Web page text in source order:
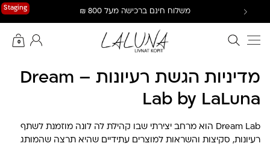
Staging משלוח חינם ברכישה מעל 800 ₪
חיפוש באתר
0
החשבון שלי
מדיניות הגשת רעיונות – Dream
Lab by LaLuna
Dream Lab הוא מרחב יצירתי שבו קהילת לה לונה מוזמנת לשתף
רעיונות, סקיצות והשראות למוצרים עתידיים שהיא תרצה שהמותג